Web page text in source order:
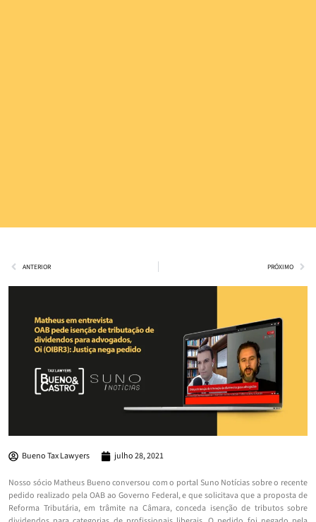
ANTERIOR PRÓXIMO
Bueno Tax Lawyers julho 28, 2021
Nosso sócio Matheus Bueno conversou com o portal Suno Notícias sobre o recente
pedido realizado pela OAB ao Governo Federal, e que solicitava que a proposta de
Reforma Tributária, em trâmite na Câmara, conceda isenção de tributos sobre